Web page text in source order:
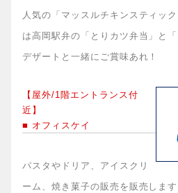
人気の「マッスルチキンスティッ
は高岡駅弁の「とりカツ弁当」と
デザートと一緒にご賞味あれ！
【屋外/1階エントランス付
近】
■ オフィスケイ
パスタやドリア、アイスクリ
ーム、焼き菓子の販売を販売します